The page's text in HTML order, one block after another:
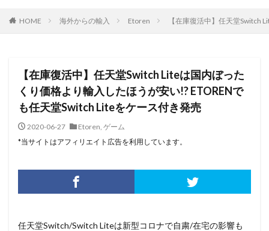
HOME 海外からの輸入 Etoren 【在庫復活中】任天堂Switch
【在庫復活中】任天堂Switch Liteは国内ぼった
くり価格より輸入したほうが安い!? ETORENで
も任天堂Switch Liteをケース付き発売
2020-06-27 Etoren, ゲーム
*当サイトはアフィリエイト広告を利用しています。
任天堂Switch/Switch Liteは新型コロナで自粛/在宅の影響も